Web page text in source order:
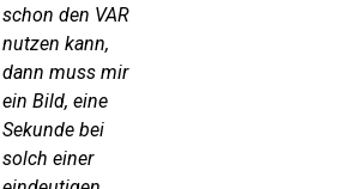
schon den VAR
nutzen kann,
dann muss mir
ein Bild, eine
Sekunde bei
solch einer